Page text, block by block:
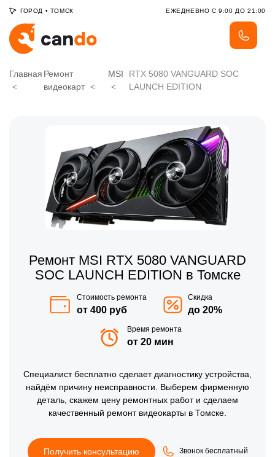
ГОРОД • ТОМСК ЕЖЕДНЕВНО С 9:00 ДО 21:00
Главная Ремонт
видеокарт
MSI
RTX 5080 VANGUARD SOC
LAUNCH EDITION
Ремонт MSI RTX 5080 VANGUARD
SOC LAUNCH EDITION в Томске
Стоимость ремонта
от 400 руб
Скидка
до 20%
Время ремонта
от 20 мин
Специалист бесплатно сделает диагностику устройства,
найдём причину неисправности. Выберем фирменную
деталь, скажем цену ремонтных работ и сделаем
качественный ремонт видеокарты в Томске.
Получить консультацию Звонок бесплатный